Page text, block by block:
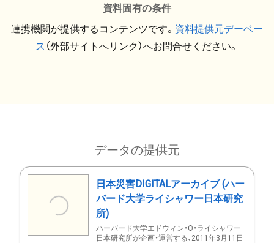
資料固有の条件
連携機関が提供するコンテンツです。 資料提供元デーベー
ス （外部サイトへリンク）へお問合せください。
データの提供元
日本災害DIGITALアーカイブ (ハー
バード大学ライシャワー日本研究
所)
ハーバード大学エドウィン・O・ライシャワー
日本研究所が企画・運営する、2011年3月11日